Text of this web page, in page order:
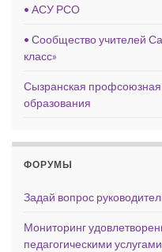
• АСУ РСО
• Сообщество учителей
класс»
Сызранская профсоюзная
образования
ФОРУМЫ
Задай вопрос
Мониторинг
педагогическими